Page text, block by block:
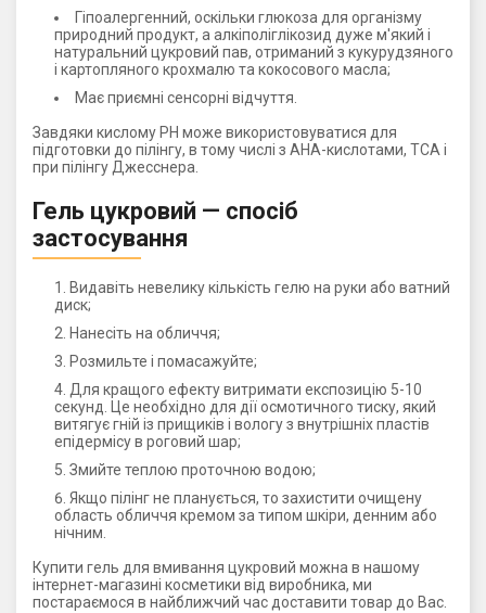
Гіпоалергенний, оскільки глюкоза для організму
природний продукт, а алкіполіглікозид дуже м'який і
натуральний цукровий пав, отриманий з кукурудзяного
і картопляного крохмалю та кокосового масла;
Має приємні сенсорні відчуття.
Завдяки кислому РН може використовуватися для
підготовки до пілінгу, в тому числі з АНА-кислотами, ТСА і
при пілінгу Джесснера.
Гель цукровий — спосіб
застосування
Видавіть невелику кількість гелю на руки або ватний
диск;
Нанесіть на обличчя;
Розмильте і помасажуйте;
Для кращого ефекту витримати експозицію 5-10
секунд. Це необхідно для дії осмотичного тиску, який
витягує гній із прищиків і вологу з внутрішніх пластів
епідермісу в роговий шар;
Змийте теплою проточною водою;
Якщо пілінг не планується, то захистити очищену
область обличчя кремом за типом шкіри, денним або
нічним.
Купити гель для вмивання цукровий можна в нашому
інтернет-магазині косметики від виробника, ми
постараємося в найближчий час доставити товар до Вас.